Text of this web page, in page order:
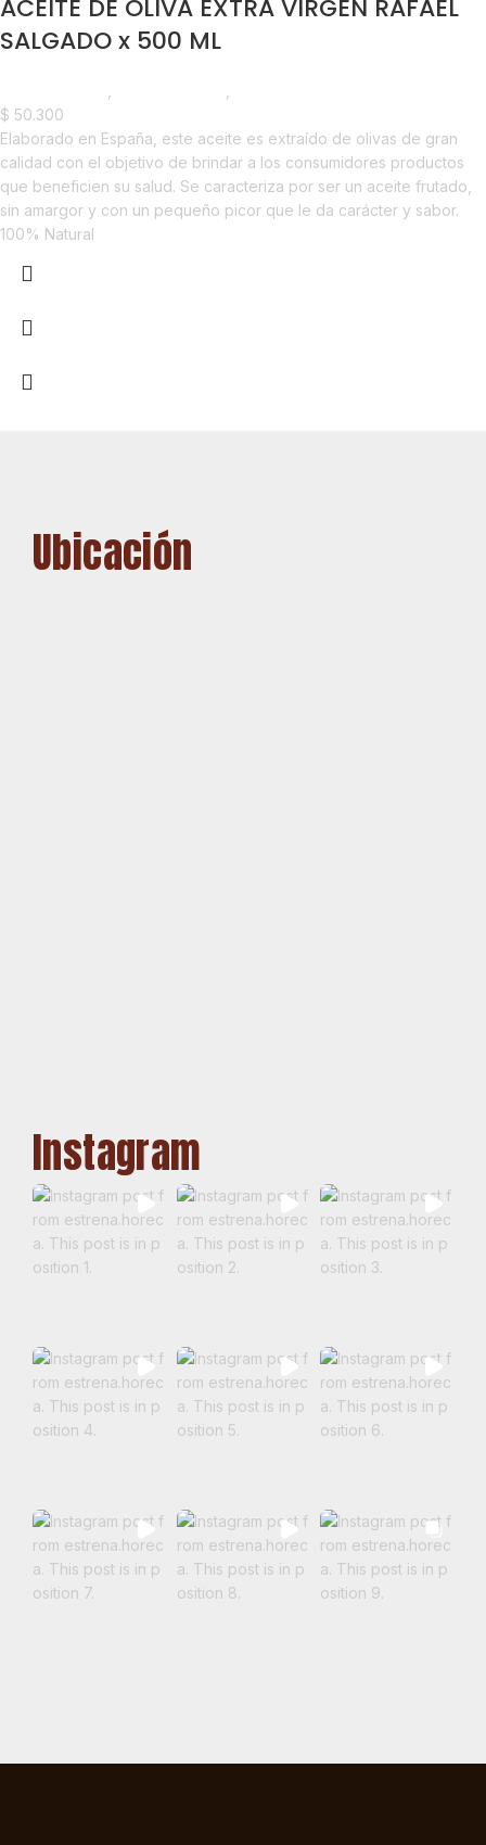
ACEITE DE OLIVA EXTRA VIRGEN RAFAEL
SALGADO x 500 ML
$ 50.300
Elaborado en España, este aceite es extraído de olivas de gran
calidad con el objetivo de brindar a los consumidores productos
que beneficien su salud. Se caracteriza por ser un aceite frutado,
sin amargor y con un pequeño picor que le da carácter y sabor.
100% Natural
Ubicación
Instagram